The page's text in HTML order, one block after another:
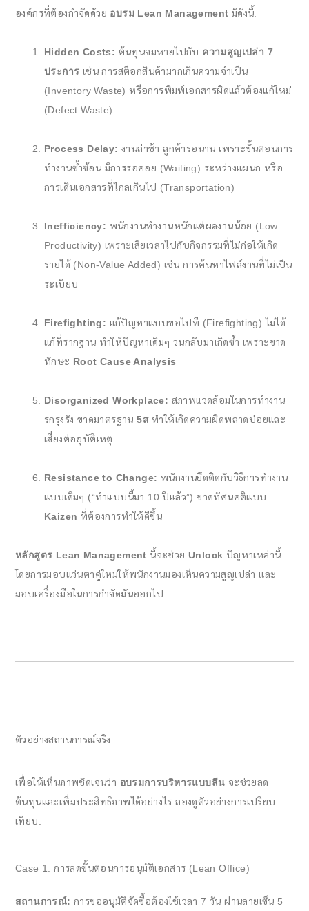
องค์กรที่ต้องกำจัดด้วย อบรม Lean Management มีดังนี้:
Hidden Costs: ต้นทุนจมหายไปกับ ความสูญเปล่า 7
ประการ เช่น การสต็อกสินค้ามากเกินความจำเป็น
(Inventory Waste) หรือการพิมพ์เอกสารผิดแล้วต้องแก้ใหม่
(Defect Waste)
Process Delay: งานล่าช้า ลูกค้ารอนาน เพราะขั้นตอนการ
ทำงานซ้ำซ้อน มีการรอคอย (Waiting) ระหว่างแผนก หรือ
การเดินเอกสารที่ไกลเกินไป (Transportation)
Inefficiency: พนักงานทำงานหนักแต่ผลงานน้อย (Low
Productivity) เพราะเสียเวลาไปกับกิจกรรมที่ไม่ก่อให้เกิด
รายได้ (Non-Value Added) เช่น การค้นหาไฟล์งานที่ไม่เป็น
ระเบียบ
Firefighting: แก้ปัญหาแบบขอไปที (Firefighting) ไม่ได้
แก้ที่รากฐาน ทำให้ปัญหาเดิมๆ วนกลับมาเกิดซ้ำ เพราะขาด
ทักษะ Root Cause Analysis
Disorganized Workplace: สภาพแวดล้อมในการทำงาน
รกรุงรัง ขาดมาตรฐาน5ส ทำให้เกิดความผิดพลาดบ่อยและ
เสี่ยงต่ออุบัติเหตุ
Resistance to Change: พนักงานยึดติดกับวิธีการทำงาน
แบบเดิมๆ (“ทำแบบนี้มา 10 ปีแล้ว”) ขาดทัศนคติแบบ
Kaizen ที่ต้องการทำให้ดีขึ้น
หลักสูตร Lean Management นี้จะช่วย Unlock ปัญหาเหล่านี้
โดยการมอบแว่นตาคู่ใหม่ให้พนักงานมองเห็นความสูญเปล่า และ
มอบเครื่องมือในการกำจัดมันออกไป
ตัวอย่างสถานการณ์จริง
เพื่อให้เห็นภาพชัดเจนว่า อบรมการบริหารแบบลีน จะช่วยลด
ต้นทุนและเพิ่มประสิทธิภาพได้อย่างไร ลองดูตัวอย่างการเปรียบ
เทียบ:
Case 1: การลดขั้นตอนการอนุมัติเอกสาร (Lean Office)
สถานการณ์: การขออนุมัติจัดซื้อต้องใช้เวลา 7 วัน ผ่านลายเซ็น 5